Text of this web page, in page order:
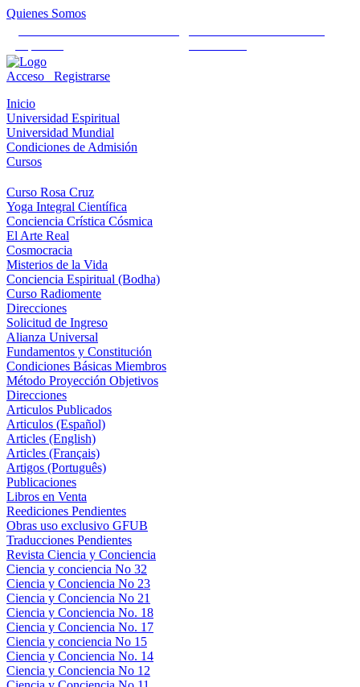
Quienes Somos
Acceso
Registrarse
Inicio
Universidad Espiritual
Universidad Mundial
Condiciones de Admisión
Cursos
Curso Rosa Cruz
Yoga Integral Científica
Conciencia Crística Cósmica
El Arte Real
Cosmocracia
Misterios de la Vida
Conciencia Espiritual (Bodha)
Curso Radiomente
Direcciones
Solicitud de Ingreso
Alianza Universal
Fundamentos y Constitución
Condiciones Básicas Miembros
Método Proyección Objetivos
Direcciones
Articulos Publicados
Articulos (Español)
Articles (English)
Articles (Français)
Artigos (Português)
Publicaciones
Libros en Venta
Reediciones Pendientes
Obras uso exclusivo GFUB
Traducciones Pendientes
Revista Ciencia y Conciencia
Ciencia y conciencia No 32
Ciencia y Conciencia No 23
Ciencia y Conciencia No 21
Ciencia y Conciencia No. 18
Ciencia y Conciencia No. 17
Ciencia y conciencia No 15
Ciencia y Conciencia No. 14
Ciencia y Conciencia No 12